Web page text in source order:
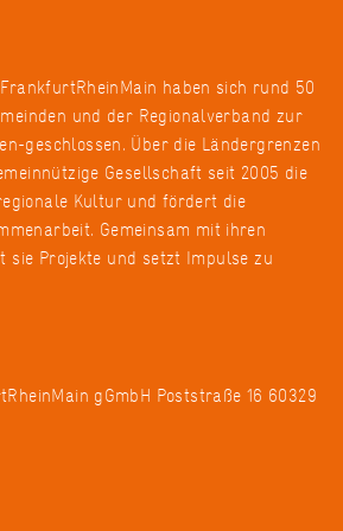
haben sich rund 50
und der Regionalverband zur
geschlossen. Über die Ländergrenzen
Gesellschaft seit 2005 die
Kultur und fördert die
Gemeinsam mit ihren
sie Projekte und setzt Impulse zu
gGmbH Poststraße 16 60329